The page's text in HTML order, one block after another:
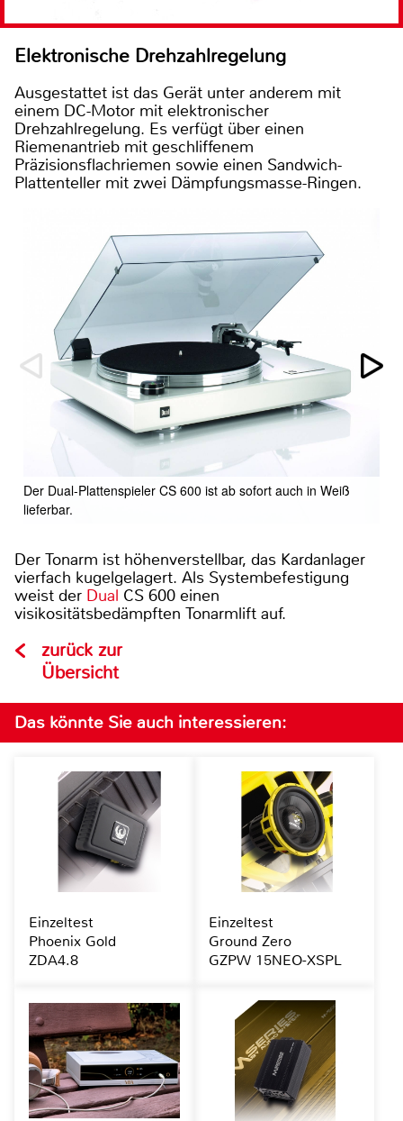
Elektronische Drehzahlregelung
Ausgestattet ist das Gerät unter anderem mit
einem DC-Motor mit elektronischer
Drehzahlregelung. Es verfügt über einen
Riemenantrieb mit geschliffenem
Präzisionsflachriemen sowie einen Sandwich-
Plattenteller mit zwei Dämpfungsmasse-Ringen.
Der Dual-Plattenspieler CS 600 ist ab sofort auch in Weiß
lieferbar.
Der Tonarm ist höhenverstellbar, das Kardanlager
vierfach kugelgelagert. Als Systembefestigung
weist der Dual CS 600 einen
visikositätsbedämpften Tonarmlift auf.
zurück zur
Übersicht
Das könnte Sie auch interessieren:
Einzeltest
Phoenix Gold
ZDA4.8
Einzeltest
Ground Zero
GZPW 15NEO-XSPL